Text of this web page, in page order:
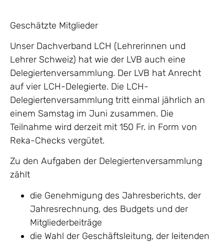
Geschätzte Mitglieder
Unser Dachverband LCH (Lehrerinnen und
Lehrer Schweiz) hat wie der LVB auch eine
Delegiertenversammlung. Der LVB hat Anrecht
auf vier LCH-Delegierte. Die LCH-
Delegiertenversammlung tritt einmal jährlich an
einem Samstag im Juni zusammen. Die
Teilnahme wird derzeit mit 150 Fr. in Form von
Reka-Checks vergütet.
Zu den Aufgaben der Delegiertenversammlung
zählt
die Genehmigung des Jahresberichts, der
Jahresrechnung, des Budgets und der
Mitgliederbeiträge
die Wahl der Geschäftsleitung, der leitenden